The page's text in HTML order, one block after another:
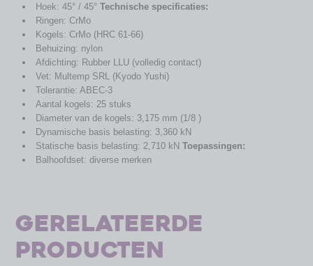
Hoek: 45° / 45° Technische specificaties:
Ringen: CrMo
Kogels: CrMo (HRC 61-66)
Behuizing: nylon
Afdichting: Rubber LLU (volledig contact)
Vet: Multemp SRL (Kyodo Yushi)
Tolerantie: ABEC-3
Aantal kogels: 25 stuks
Diameter van de kogels: 3,175 mm (1/8 )
Dynamische basis belasting: 3,360 kN
Statische basis belasting: 2,710 kN Toepassingen:
Balhoofdset: diverse merken
Gerelateerde
producten